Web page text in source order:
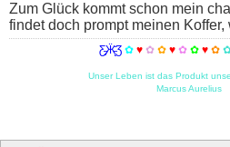
Zum Glück kommt schon mein
findet doch prompt meinen
Ƹ̵̡Ӝ̵̨̄Ʒ ✿♥✿ ✿ ♥✿✿♥✿
Unser Leben ist das Produkt
Marcus Aurelius